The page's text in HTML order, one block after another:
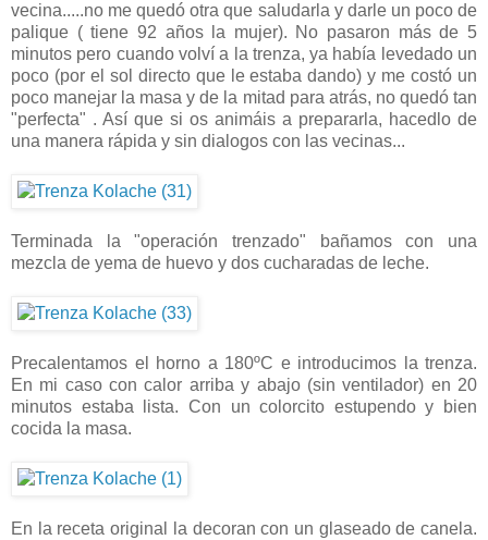
vecina.....no me quedó otra que saludarla y darle un poco de
palique ( tiene 92 años la mujer). No pasaron más de 5
minutos pero cuando volví a la trenza, ya había levedado un
poco (por el sol directo que le estaba dando) y me costó un
poco manejar la masa y de la mitad para atrás, no quedó tan
"perfecta" . Así que si os animáis a prepararla, hacedlo de
una manera rápida y sin dialogos con las vecinas...
Terminada la "operación trenzado" bañamos con una
mezcla de yema de huevo y dos cucharadas de leche.
Precalentamos el horno a 180ºC e introducimos la trenza.
En mi caso con calor arriba y abajo (sin ventilador) en 20
minutos estaba lista. Con un colorcito estupendo y bien
cocida la masa.
En la receta original la decoran con un glaseado de canela.